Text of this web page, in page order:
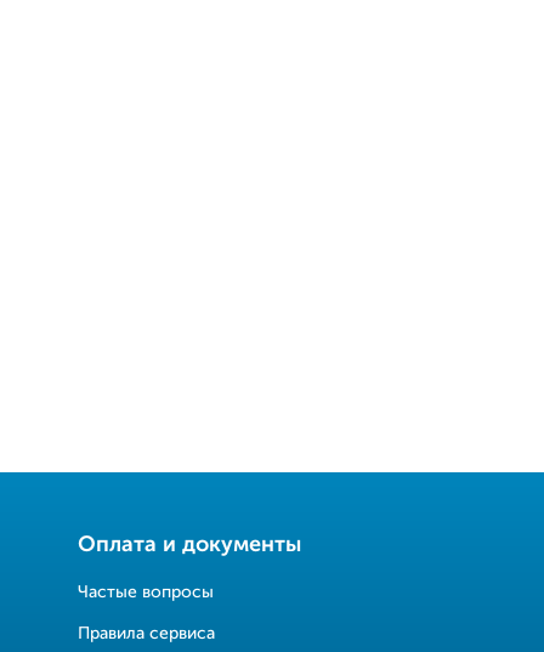
Оплата и документы
Частые вопросы
Правила сервиса